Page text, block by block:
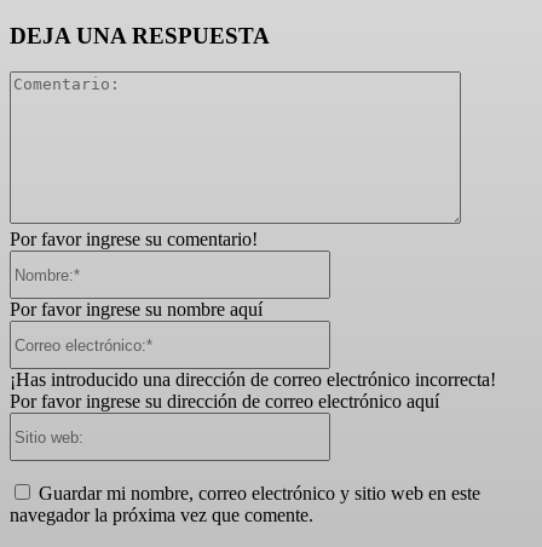
DEJA UNA RESPUESTA
Por favor ingrese su comentario!
Por favor ingrese su nombre aquí
¡Has introducido una dirección de correo electrónico incorrecta!
Por favor ingrese su dirección de correo electrónico aquí
Guardar mi nombre, correo electrónico y sitio web en este
navegador la próxima vez que comente.